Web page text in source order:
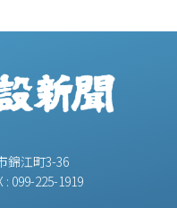
錦江町3-36
099-225-1919